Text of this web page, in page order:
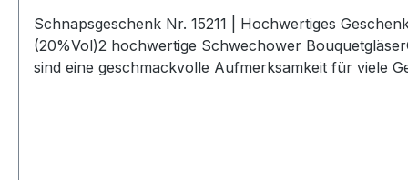
Schnapsgeschenk Nr. 15211 | Hochwertiges
(20%Vol)2 hochwertige Schwechower
sind eine geschmackvolle Aufmerksamkeit für viele